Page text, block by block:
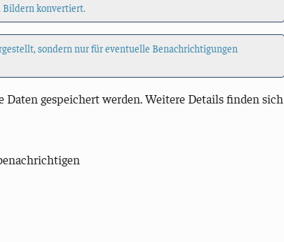
Bildern konvertiert.
sondern nur für eventuelle Benachrichtigungen
gespeichert werden. Weitere Details finden sich